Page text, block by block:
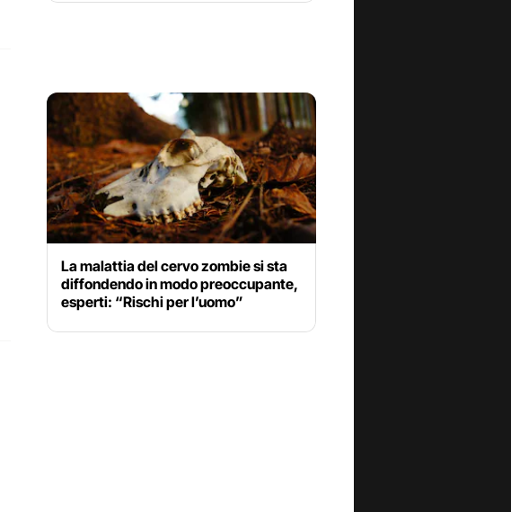
La malattia del cervo zombie si sta
diffondendo in modo preoccupante,
esperti: “Rischi per l’uomo”